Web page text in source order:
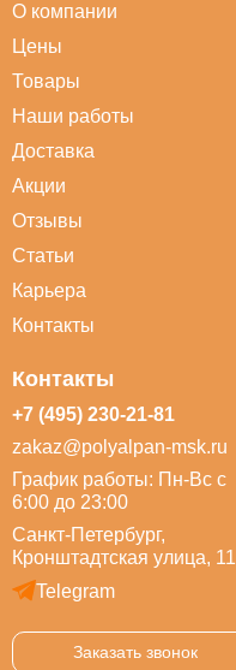
О компании
Цены
Товары
Наши работы
Доставка
Акции
Отзывы
Статьи
Карьера
Контакты
Контакты
+7 (495) 230-21-81
zakaz@polyalpan-msk.ru
График работы: Пн-Вс с
6:00 до 23:00
Санкт-Петербург,
Кронштадтская улица, 11
Telegram
Заказать звонок